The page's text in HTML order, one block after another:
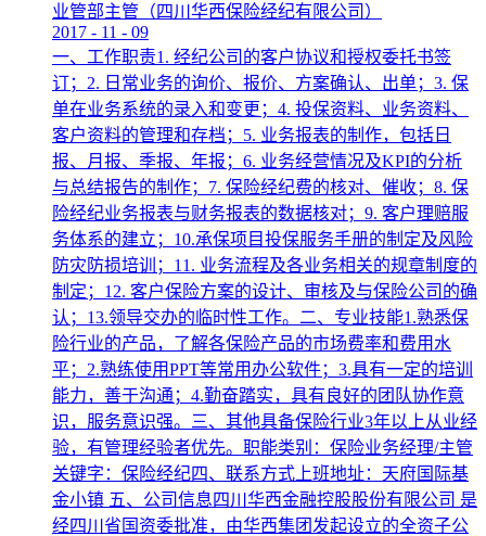
业管部主管（四川华西保险经纪有限公司）
2017 - 11 - 09
一、工作职责1. 经纪公司的客户协议和授权委托书签
订；2. 日常业务的询价、报价、方案确认、出单；3. 保
单在业务系统的录入和变更；4. 投保资料、业务资料、
客户资料的管理和存档；5. 业务报表的制作，包括日
报、月报、季报、年报；6. 业务经营情况及KPI的分析
与总结报告的制作；7. 保险经纪费的核对、催收；8. 保
险经纪业务报表与财务报表的数据核对；9. 客户理赔服
务体系的建立；10.承保项目投保服务手册的制定及风险
防灾防损培训；11. 业务流程及各业务相关的规章制度的
制定；12. 客户保险方案的设计、审核及与保险公司的确
认；13.领导交办的临时性工作。二、专业技能1.熟悉保
险行业的产品，了解各保险产品的市场费率和费用水
平；2.熟练使用PPT等常用办公软件；3.具有一定的培训
能力，善于沟通；4.勤奋踏实，具有良好的团队协作意
识，服务意识强。三、其他具备保险行业3年以上从业经
验，有管理经验者优先。职能类别：保险业务经理/主管
关键字：保险经纪四、联系方式上班地址：天府国际基
金小镇 五、公司信息四川华西金融控股股份有限公司 是
经四川省国资委批准，由华西集团发起设立的全资子公